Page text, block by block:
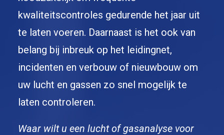
kwaliteitscontroles gedurende het jaar uit
te laten voeren. Daarnaast is het ook van
belang bij inbreuk op het leidingnet,
incidenten en verbouw of nieuwbouw om
uw lucht en gassen zo snel mogelijk te
laten controleren.
Waar wilt u een lucht of gasanalyse voor